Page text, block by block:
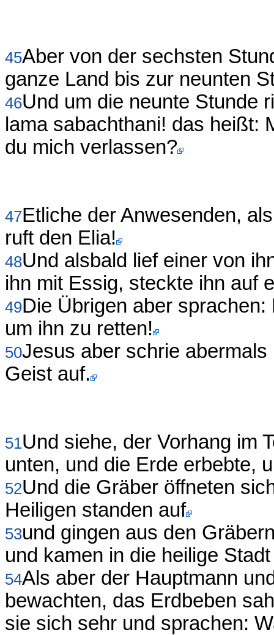
45Aber von der sechsten
ganze Land bis zur neunten
46Und um die neunte Stunde
lama sabachthani! das heißt:
du mich verlassen?
47Etliche der Anwesenden,
ruft den Elia!
48Und alsbald lief einer von
ihn mit Essig, steckte ihn auf
49Die Übrigen aber
um ihn zu retten!
50Jesus aber schrie
Geist auf.
51Und siehe, der Vorhang im
unten, und die Erde erbebte,
52Und die Gräber öffneten
Heiligen standen auf
53und gingen aus den
und kamen in die heilige
54Als aber der Hauptmann
bewachten, das Erdbeben
sie sich sehr und sprachen: